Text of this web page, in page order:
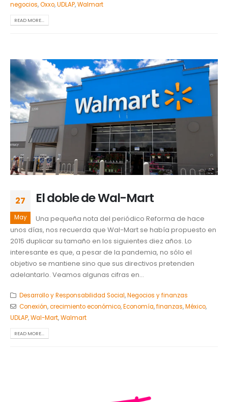
negocios,Oxxo,UDLAP,Walmart
READ MORE...
27
May
El doble de Wal-Mart
Una pequeña nota del periódico Reforma de hace
unos días, nos recuerda que Wal-Mart se había propuesto en
2015 duplicar su tamaño en los siguientes diez años. Lo
interesante es que, a pesar de la pandemia, no sólo el
objetivo se mantiene sino que sus directivos pretenden
adelantarlo. Veamos algunas cifras en...
Desarrollo y Responsabilidad Social,Negocios y finanzas
Conexión,crecimiento económico,Economía,finanzas,México,
UDLAP,Wal-Mart,Walmart
READ MORE...